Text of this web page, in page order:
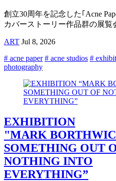
創立30周年を記念した｢Acne
カバーストーリー作品群の展覧
ART Jul 8, 2026
# acne paper # acne studios #
photography
EXHIBITION
"MARK
SOMETHING OUT
NOTHING INTO
EVERYTHING”